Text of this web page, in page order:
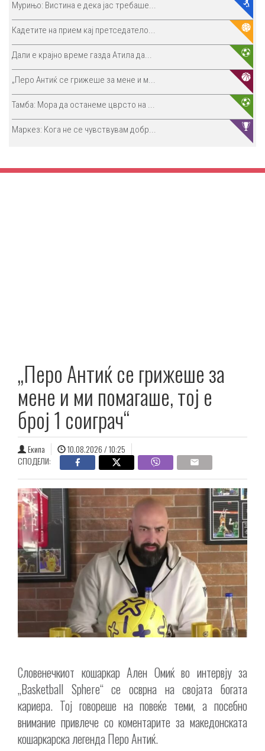
Мурињо: Вистина е дека јас требаше...
Кадетите на прием кај претседатело...
Дали е крајно време газда Атила да...
„Перо Антиќ се грижеше за мене и м...
Тамба: Мора да останеме цврсто на ...
Маркез: Кога не се чувствувам добр...
„Перо Антиќ се грижеше за
мене и ми помагаше, тој е
број 1 соиграч“
Екипа
10.08.2026 / 10:25
СПОДЕЛИ:
Словенечкиот кошаркар Ален Омиќ во интервју за
„Basketball Sphere“ се осврна на својата богата
кариера. Тој говореше на повеќе теми, а посебно
внимание привлече со коментарите за македонската
кошаркарска легенда Перо Антиќ.